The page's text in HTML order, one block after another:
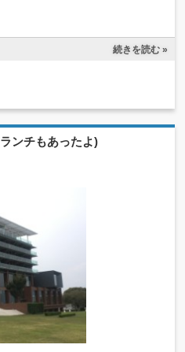
続きを読む »
ランチもあったよ)